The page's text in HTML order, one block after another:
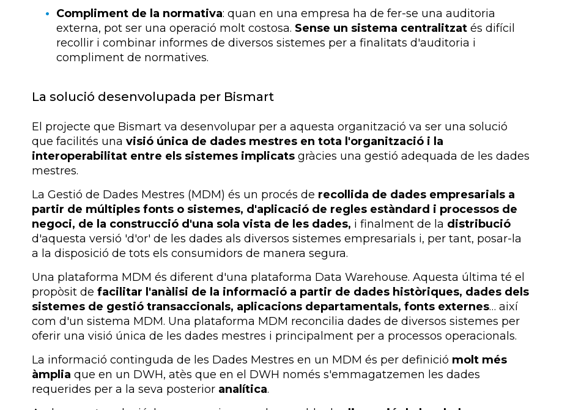
Compliment de la normativa: quan en una empresa ha de fer-se una auditoria
externa, pot ser una operació molt costosa. Sense un sistema centralitzat és difícil
recollir i combinar informes de diversos sistemes per a finalitats d'auditoria i
compliment de normatives.
La solució desenvolupada per Bismart
El projecte que Bismart va desenvolupar per a aquesta organització va ser una solució
que facilités una visió única de dades mestres en tota l'organització i la
interoperabilitat entre els sistemes implicats gràcies una gestió adequada de les dades
mestres.
La Gestió de Dades Mestres (MDM) és un procés de recollida de dades empresarials a
partir de múltiples fonts o sistemes, d'aplicació de regles estàndard i processos de
negoci, de la construcció d'una sola vista de les dades, i finalment de la distribució
d'aquesta versió 'd'or' de les dades als diversos sistemes empresarials i, per tant, posar-la
a la disposició de tots els consumidors de manera segura.
Una plataforma MDM és diferent d'una plataforma Data Warehouse. Aquesta última té el
propòsit de facilitar l'anàlisi de la informació a partir de dades històriques, dades dels
sistemes de gestió transaccionals, aplicacions departamentals, fonts externes… així
com d'un sistema MDM. Una plataforma MDM reconcilia dades de diversos sistemes per
oferir una visió única de les dades mestres i principalment per a processos operacionals.
La informació continguda de les Dades Mestres en un MDM és per definició molt més
àmplia que en un DWH, atès que en el DWH només s'emmagatzemen les dades
requerides per a la seva posterior analítica.